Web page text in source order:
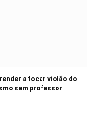
a tocar violão do
sem professor